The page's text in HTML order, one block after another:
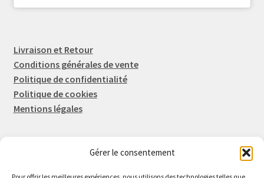
Gérer le consentement
Livraison et Retour
Conditions générales de vente
Politique de confidentialité
Politique de cookies
Mentions légales
Eric FORTIER EI